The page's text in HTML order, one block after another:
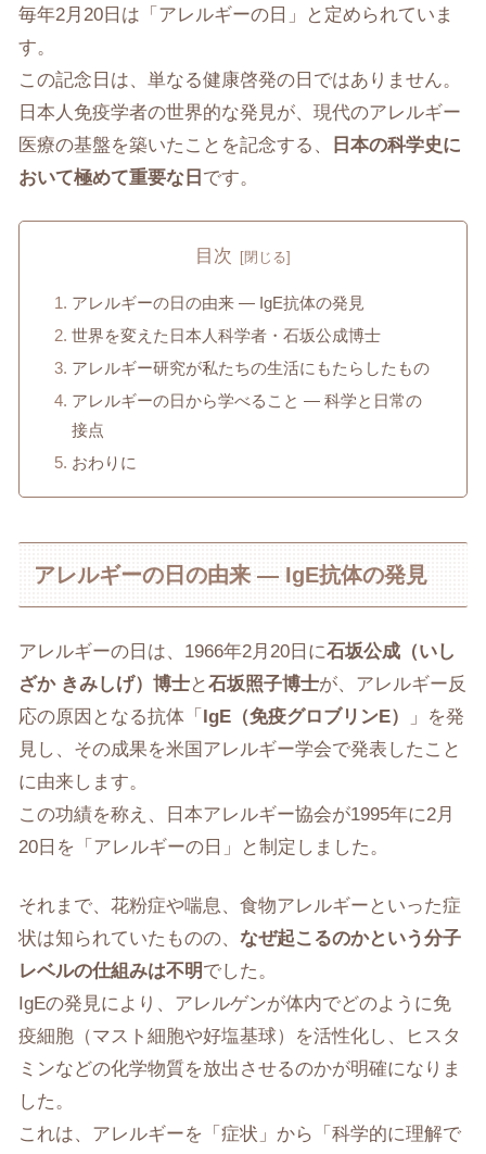
毎年2月20日は「アレルギーの日」と定められていま
す。
この記念日は、単なる健康啓発の日ではありません。
日本人免疫学者の世界的な発見が、現代のアレルギー
医療の基盤を築いたことを記念する、
日本の科学史に
おいて極めて重要な日 です。
目次
アレルギーの日の由来 ― IgE抗体の発見
世界を変えた日本人科学者・石坂公成博士
アレルギー研究が私たちの生活にもたらしたもの
アレルギーの日から学べること ― 科学と日常の
接点
おわりに
アレルギーの日の由来 ― IgE抗体の発見
アレルギーの日は、1966年2月20日に石坂公成（いし
ざか きみしげ）博士と石坂照子博士が、アレルギー反
応の原因となる抗体「 IgE （免疫グロブリンE）
」を発
見し、その成果を米国アレルギー学会で発表したこと
に由来します。
この功績を称え、日本アレルギー協会が1995年に2月
20日を「アレルギーの日」と制定しました。
それまで、花粉症や喘息、食物アレルギーといった症
状は知られていたものの、 なぜ起こるのかという分子
レベルの仕組みは不明 でした。
IgEの発見により、アレルゲンが体内でどのように免
疫細胞（マスト細胞や好塩基球）を活性化し、ヒスタ
ミンなどの化学物質を放出させるのかが明確になりま
した。
これは、アレルギーを「症状」から「科学的に理解で